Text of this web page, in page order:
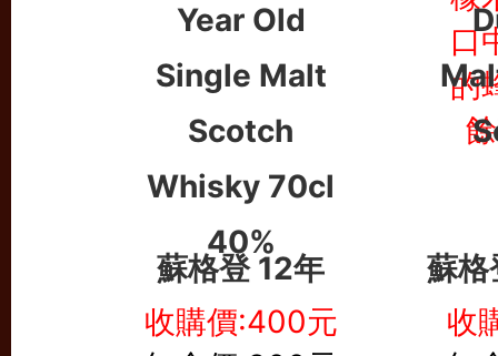
蘇格登 12年
蘇
收購價:400元
收